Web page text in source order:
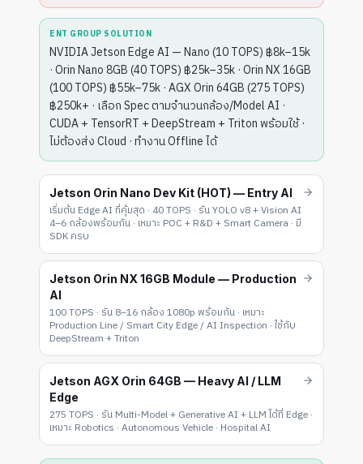
ENT GROUP SOLUTION
NVIDIA Jetson Edge AI — Nano (10 TOPS) ฿8k–15k
· Orin Nano 8GB (40 TOPS) ฿25k–35k · Orin NX 16GB
(100 TOPS) ฿55k–75k · AGX Orin 64GB (275 TOPS)
฿250k+ · เลือก Spec ตามจำนวนกล้อง/Model AI ·
CUDA + TensorRT + DeepStream + Triton พร้อมใช้ ·
ไม่ต้องส่ง Cloud · ทำงาน Offline ได้
Jetson Orin Nano Dev Kit (HOT) — Entry AI
เริ่มต้น Edge AI ที่คุ้มสุด · 40 TOPS · รัน YOLO v8 + Vision AI
4–6 กล้องพร้อมกัน · เหมาะ POC + R&D + Smart Camera · มี
SDK ครบ
Jetson Orin NX 16GB Module — Production
AI
100 TOPS · รัน 8–16 กล้อง 1080p พร้อมกัน · เหมาะ
Production Line / Smart City Edge / AI Inspection · ใช้กับ
DeepStream + Triton
Jetson AGX Orin 64GB — Heavy AI / LLM
Edge
275 TOPS · รัน Multi-Model + Generative AI + LLM ได้ที่ Edge ·
เหมาะ Robotics · Autonomous Vehicle · Hospital AI